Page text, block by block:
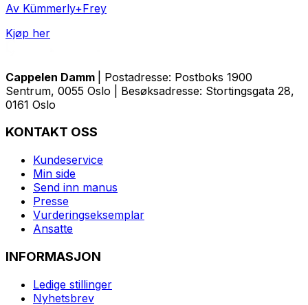
Av Kümmerly+Frey
Kjøp her
Cappelen Damm
| Postadresse: Postboks 1900
Sentrum, 0055 Oslo | Besøksadresse: Stortingsgata 28,
0161 Oslo
KONTAKT OSS
Kundeservice
Min side
Send inn manus
Presse
Vurderingseksemplar
Ansatte
INFORMASJON
Ledige stillinger
Nyhetsbrev